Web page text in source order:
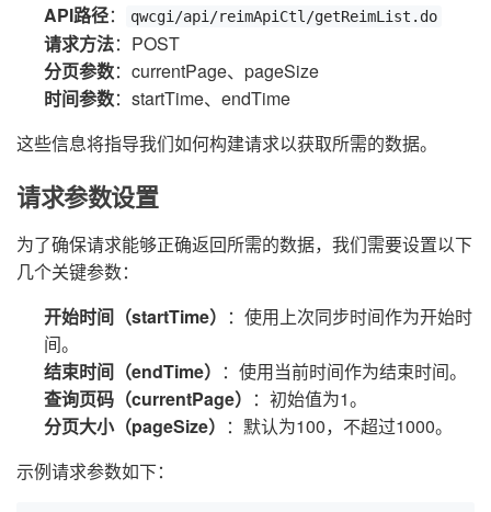
API路径： qwcgi/api/reimApiCtl/getReimList.do
请求方法：POST
分页参数：currentPage、pageSize
时间参数：startTime、endTime
这些信息将指导我们如何构建请求以获取所需的数据。
请求参数设置
为了确保请求能够正确返回所需的数据，我们需要设置以下
几个关键参数：
开始时间（startTime） ：使用上次同步时间作为开始时
间。
结束时间（endTime） ：使用当前时间作为结束时间。
查询页码（currentPage） ：初始值为1。
分页大小（pageSize） ：默认为100，不超过1000。
示例请求参数如下：